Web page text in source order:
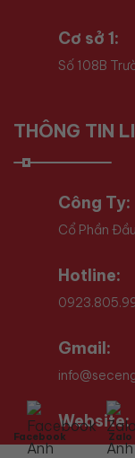
Cơ sở 1:
Số 108B
THÔNG TIN
Công Ty:
Cổ Phần
Hotline:
Gmail:
Website:
Facebook Zalo